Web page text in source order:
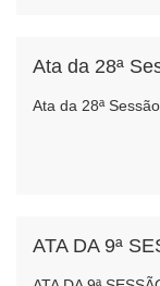
Ata da 28ª